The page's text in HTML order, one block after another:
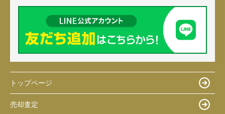
トップページ
売却査定